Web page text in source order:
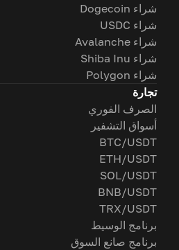
شراء Dogecoin
شراء USDC
شراء Avalanche
شراء Shiba Inu
شراء Polygon
تجارة
الصرف الفوري
أسواق التشفير
BTC/USDT
ETH/USDT
SOL/USDT
BNB/USDT
TRX/USDT
برنامج الوسيط
برنامج صانع السوق